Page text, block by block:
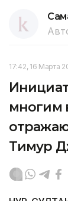
17:42, 16 Марта
многим
Тимур